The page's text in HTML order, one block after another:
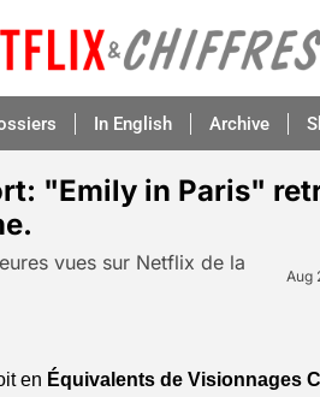
In English Archive
"Emily in Paris"
vues sur Netflix de la
Aug
en Équivalents de Visionnages